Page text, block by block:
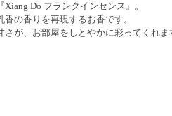
Do フランクインセンス』。
の香りを再現するお香です。
が、お部屋をしとやかに彩ってくれま